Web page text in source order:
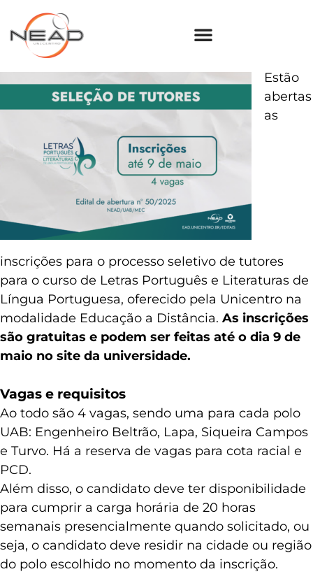
Estão
abertas
as
inscrições para o processo seletivo de tutores
para o curso de Letras Português e Literaturas de
Língua Portuguesa, oferecido pela Unicentro na
modalidade Educação a Distância. As inscrições
são gratuitas e podem ser feitas até o dia 9 de
maio no site da universidade.
Vagas e requisitos
Ao todo são 4 vagas, sendo uma para cada polo
UAB: Engenheiro Beltrão, Lapa, Siqueira Campos
e Turvo. Há a reserva de vagas para cota racial e
PCD.
Além disso, o candidato deve ter disponibilidade
para cumprir a carga horária de 20 horas
semanais presencialmente quando solicitado, ou
seja, o candidato deve residir na cidade ou região
do polo escolhido no momento da inscrição.